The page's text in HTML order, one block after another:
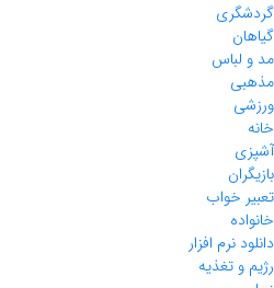
گردشگری
گیاهان
مد و لباس
مذهبی
ورزشی
خانه
آشپزی
بازیگران
تعبیر خواب
خانواده
دانلود نرم افزار
رژیم و تغذیه